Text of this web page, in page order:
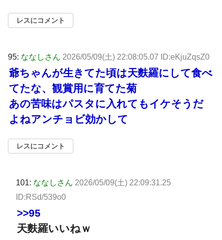
レスにコメント
95: ななしさん 2026/05/09(土) 22:08:05.07 ID:eKjuZqsZ0
爺ちゃんが生きてた頃は天麩羅にして食べ
てたな、観賞用に育てた菊
あの苦味はパスタに入れてもイケそうだ
よねアンチョビ効かして
レスにコメント
101: ななしさん 2026/05/09(土) 22:09:31.25
ID:RSd/539o0
>>95
天麩羅いいねｗ